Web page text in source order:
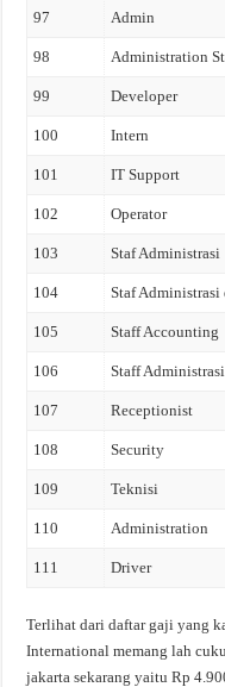
97 Admin
98 Administration
99 Developer
100 Intern
101 IT Support
102 Operator
103 Staf Administrasi
104 Staf Administrasi
105 Staff Accounting
106 Staff Administrasi
107 Receptionist
108 Security
109 Teknisi
110 Administration
111 Driver
Terlihat dari daftar gaji yang
International memang lah
jakarta sekarang yaitu Rp